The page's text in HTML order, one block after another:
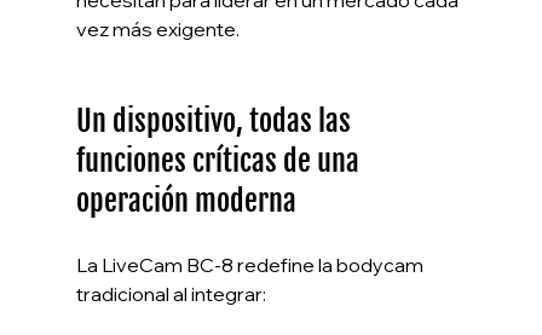
vez más exigente.
Un dispositivo, todas las
funciones críticas de una
operación moderna
La LiveCam BC-8 redefine la bodycam
tradicional al integrar: